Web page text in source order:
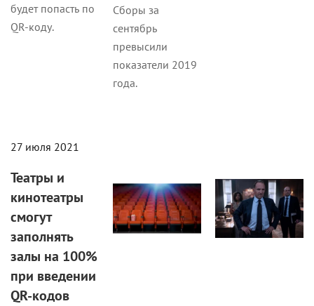
будет попасть по
QR-коду.
Сборы за
сентябрь
превысили
показатели 2019
года.
27 июля 2021
Театры и
кинотеатры
смогут
заполнять
залы на 100%
при введении
QR-кодов